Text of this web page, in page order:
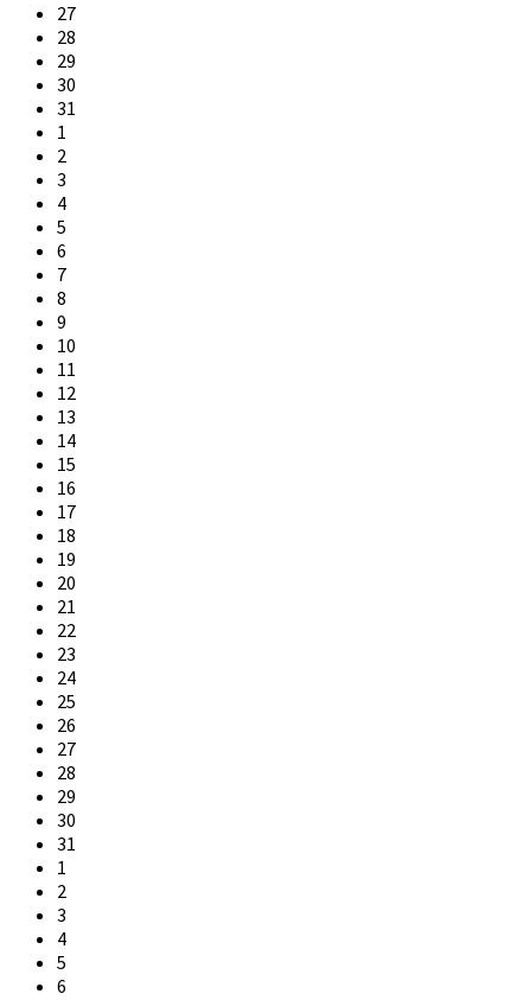
27
28
29
30
31
1
2
3
4
5
6
7
8
9
10
11
12
13
14
15
16
17
18
19
20
21
22
23
24
25
26
27
28
29
30
31
1
2
3
4
5
6